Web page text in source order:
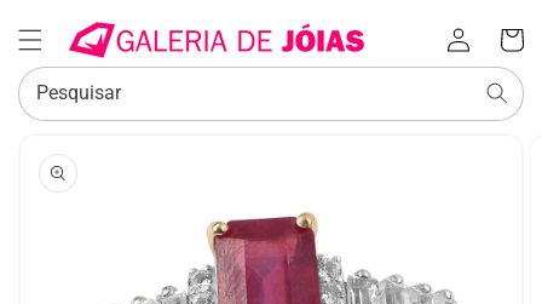
Iniciar
sessão
Carrinho
Pesquisar
SALTAR PARA
INFORMAÇÃO
DO PRODUTO